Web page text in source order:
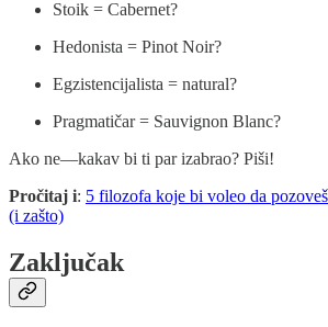
Stoik = Cabernet?
Hedonista = Pinot Noir?
Egzistencijalista = natural?
Pragmatičar = Sauvignon Blanc?
Ako ne—kakav bi ti par izabrao? Piši!
Pročitaj i: 5 filozofa koje bi voleo da
(i zašto)
Zaključak